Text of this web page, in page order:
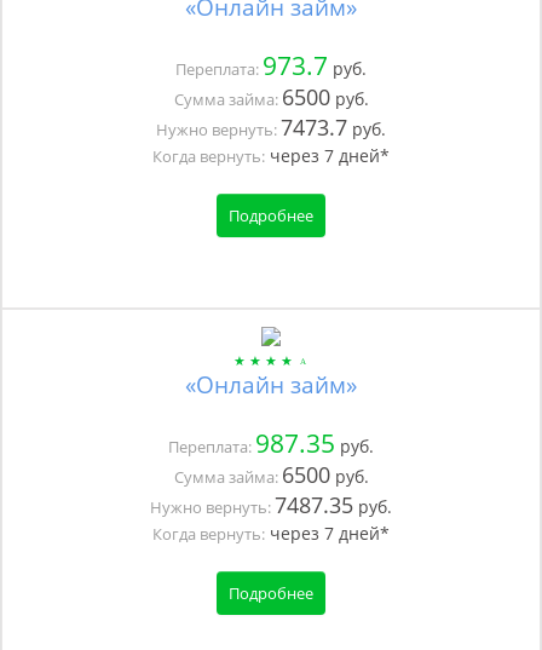
«Онлайн займ»
Переплата: 973.7 руб.
Сумма займа: 6500руб.
Нужно вернуть:7473.7 руб.
Когда вернуть: через 7 дней*
Подробнее
«Онлайн займ»
Переплата: 987.35 руб.
Сумма займа: 6500руб.
Нужно вернуть:7487.35 руб.
Когда вернуть: через 7 дней*
Подробнее